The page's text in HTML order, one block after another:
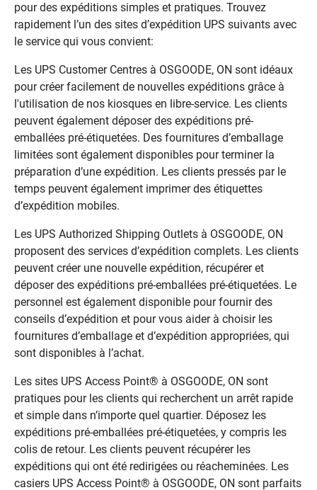
pour des expéditions simples et pratiques. Trouvez
rapidement l’un des sites d’expédition UPS suivants avec
le service qui vous convient:
Les UPS Customer Centres à OSGOODE, ON sont idéaux
pour créer facilement de nouvelles expéditions grâce à
l'utilisation de nos kiosques en libre-service. Les clients
peuvent également déposer des expéditions pré-
emballées pré-étiquetées. Des fournitures d’emballage
limitées sont également disponibles pour terminer la
préparation d’une expédition. Les clients pressés par le
temps peuvent également imprimer des étiquettes
d’expédition mobiles.
Les UPS Authorized Shipping Outlets à OSGOODE, ON
proposent des services d’expédition complets. Les clients
peuvent créer une nouvelle expédition, récupérer et
déposer des expéditions pré-emballées pré-étiquetées. Le
personnel est également disponible pour fournir des
conseils d’expédition et pour vous aider à choisir les
fournitures d’emballage et d’expédition appropriées, qui
sont disponibles à l’achat.
Les sites UPS Access Point® à OSGOODE, ON sont
pratiques pour les clients qui recherchent un arrêt rapide
et simple dans n’importe quel quartier. Déposez les
expéditions pré-emballées pré-étiquetées, y compris les
colis de retour. Les clients peuvent récupérer les
expéditions qui ont été redirigées ou réacheminées. Les
casiers UPS Access Point® à OSGOODE, ON sont parfaits